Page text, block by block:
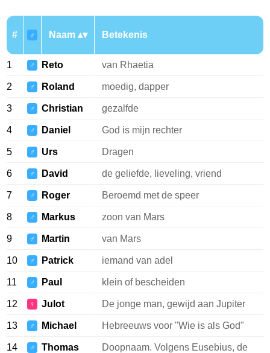
# ♂ Naam Betekenis
1 ♂ Reto van Rhaetia
2 ♂ Roland moedig, dapper
3 ♂ Christian gezalfde
4 ♂ Daniel God is mijn rechter
5 ♂ Urs Dragen
6 ♂ David de geliefde, lieveling, vriend
7 ♂ Roger Beroemd met de speer
8 ♂ Markus zoon van Mars
9 ♂ Martin van Mars
10 ♂ Patrick iemand van adel
11 ♂ Paul klein of bescheiden
12 ♀ Julot De jonge man, gewijd aan Jupiter
13 ♂ Michael Hebreeuws voor "Wie is als God"
14 ♂ Thomas
Doopnaam. Volgens Eusebius, de